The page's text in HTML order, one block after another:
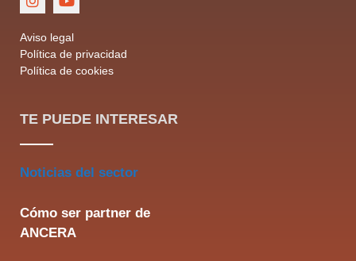
Aviso legal
Política de privacidad
Política de cookies
TE PUEDE INTERESAR
Noticias del sector
Cómo ser partner de
ANCERA